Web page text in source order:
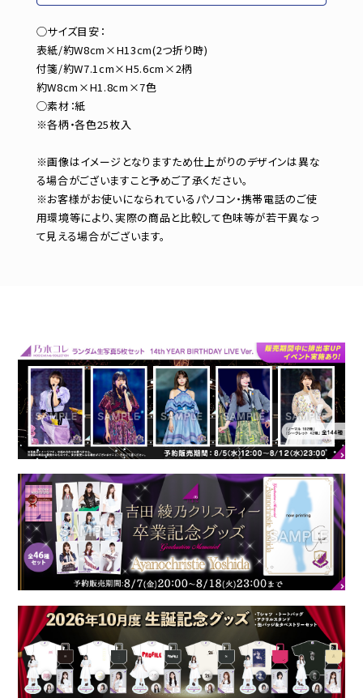
◯サイズ目安：
表紙/約W8cm×H13cm(2つ折り時)
付箋/約W7.1cm×H5.6cm×2柄
約W8cm×H1.8cm×7色
◯素材：紙
※各柄・各色25枚入
※画像はイメージとなりますため仕上がりのデザインは異な
る場合がございますこと予めご了承ください。
※お客様がお使いになられているパソコン・携帯電話のご使
用環境等により、実際の商品と比較して色味等が若干異なっ
て見える場合がございます。